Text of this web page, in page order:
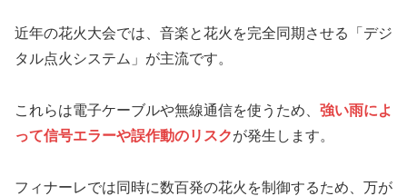
近年の花火大会では、音楽と花火を完全同期させる「デジ
タル点火システム」が主流です。
これらは電子ケーブルや無線通信を使うため、 強い雨によ
って信号エラーや誤作動のリスクが発生します。
フィナーレでは同時に数百発の花火を制御するため、万が